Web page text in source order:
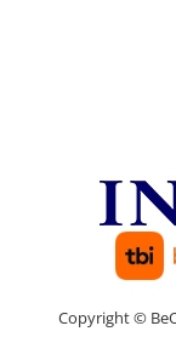
Copyright ©